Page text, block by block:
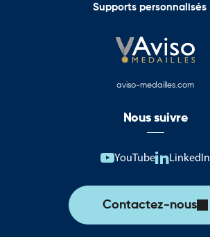
Supports personnalisés
aviso-medailles.com
Nous suivre
YouTube LinkedIn
Contactez-nous